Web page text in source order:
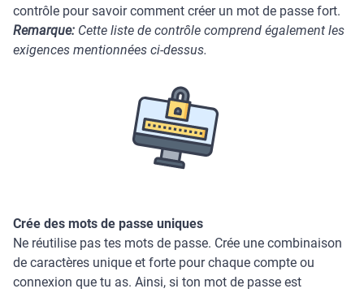
contrôle pour savoir comment créer un mot de passe fort.
Remarque: Cette liste de contrôle comprend également les
exigences mentionnées ci-dessus.
Crée des mots de passe uniques
Ne réutilise pas tes mots de passe. Crée une combinaison
de caractères unique et forte pour chaque compte ou
connexion que tu as. Ainsi, si ton mot de passe est